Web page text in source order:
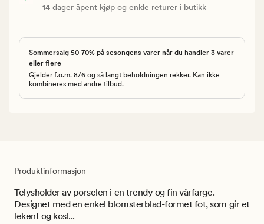
14 dager åpent kjøp og enkle returer i butikk
Sommersalg 50-70% på sesongens varer når du handler 3 varer
eller flere
Gjelder f.o.m. 8/6 og så langt beholdningen rekker. Kan ikke
kombineres med andre tilbud.
Produktinformasjon
Telysholder av porselen i en trendy og fin vårfarge.
Designet med en enkel blomsterblad-formet fot, som gir et
lekent og kosl...